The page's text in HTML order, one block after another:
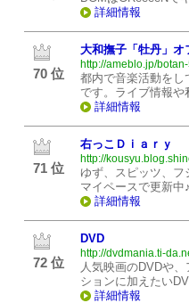
詳細情報
70 位
大和撫子「牡丹」オ
http://ameblo.jp/
都内で音楽活動をし
です。ライブ情報
詳細情報
71 位
右っこＤｉａｒｙ
http://
ゆず、スピッツ、
マイペースで更新中
詳細情報
72 位
DVD
http://dvdmania.ti-
人気映画のDVDや
ションに加えたい
詳細情報